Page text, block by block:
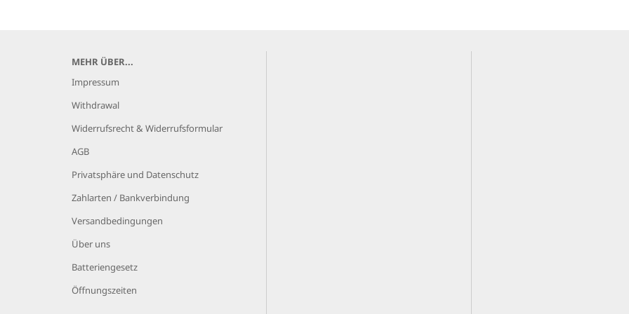
MEHR ÜBER...
Impressum
Withdrawal
Widerrufsrecht & Widerrufsformular
AGB
Privatsphäre und Datenschutz
Zahlarten / Bankverbindung
Versandbedingungen
Über uns
Batteriengesetz
Öffnungszeiten